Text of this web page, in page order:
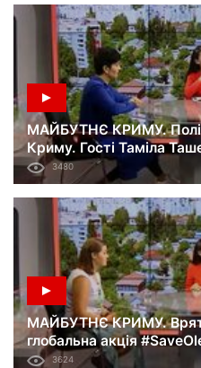
МАЙБУТНЄ КРИМУ.
Криму. Гості Таміла
Єфименко. 02.06.18
3480
МАЙБУТНЄ КРИМУ.
глобальна акція
Томак і Євген Черніков.
3624